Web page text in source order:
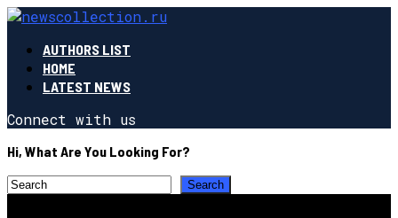
AUTHORS LIST
HOME
LATEST NEWS
Connect with us
Hi, What Are You Looking For?